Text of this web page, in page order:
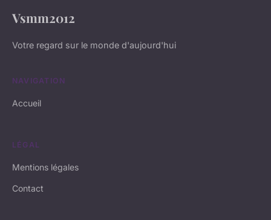
Vsmm2012
Votre regard sur le monde d'aujourd'hui
NAVIGATION
Accueil
LÉGAL
Mentions légales
Contact